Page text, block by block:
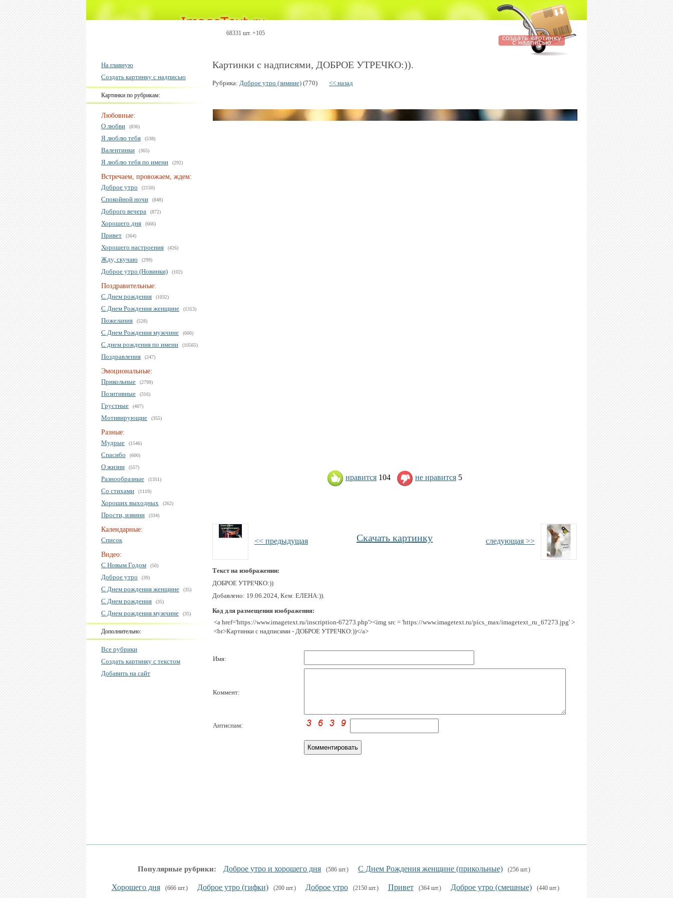
68331 шт. +105
На главную
Создать картинку с надписью
Картинки по рубрикам:
Любовные:
О любви
(836)
Я люблю тебя (538)
Валентинки (365)
Я люблю тебя по имени (292)
Встречаем, провожаем, ждем:
Доброе утро
(2150)
Спокойной ночи (848)
Доброго вечера (872)
Хорошего дня (666)
Привет (364)
Хорошего настроения (426)
Жду, скучаю (299)
Доброе утро (Новинки) (102)
Поздравительные:
С Днем рождения
(1032)
С Днем Рождения женщине (1313)
Пожелания (528)
С Днем Рождения мужчине (600)
С днем рождения по имени (10565)
Поздравления (247)
Эмоциональные:
Прикольные
(2799)
Позитивные (316)
Грустные (407)
Мотивирующие (355)
Разные:
Мудрые
(1546)
Спасибо (600)
О жизни (557)
Разнообразные (1351)
Со стихами (1119)
Хороших выходных (262)
Прости, извини (334)
Календарные:
Список
Видео:
С Новым Годом
(50)
Доброе утро (39)
С Днем рождения женщине (35)
С Днем рождения (35)
С Днем рождения мужчине (35)
Дополнительно:
Все рубрики
Создать картинку с текстом
Добавить на сайт
Картинки с надписями, ДОБРОЕ УТРЕЧКО:)).
Рубрика: Доброе утро (зимние) (770) << назад
нравится 104 не нравится 5
<< предыдущая следующая >>
Скачать картинку
Текст на изображении:
ДОБРОЕ УТРЕЧКО:))
Добавлено: 19.06.2024, Кем: ЕЛЕНА:)).
Код для размещения изображения:
<a href='https://www.imagetext.ru/inscription-67273.php'><img src = 'https://www.imagetext.ru/pics_max/imagetext_ru_67273.jpg' >
<br>Картинки с надписями - ДОБРОЕ УТРЕЧКО:))</a>
Имя:
Коммент:
Антиспам:
Популярные рубрики: Доброе утро и хорошего дня (586 шт.) С Днем Рождения женщине (прикольные) (256 шт.)
Хорошего дня (666 шт.) Доброе утро (гифки) (200 шт.) Доброе утро (2150 шт.) Привет (364 шт.) Доброе утро (смешные) (440 шт.)